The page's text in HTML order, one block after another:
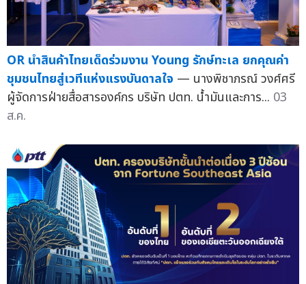
OR นำสินค้าไทยเด็ดร่วมงาน Young รักษ์ทะเล ยกคุณค่า
ชุมชนไทยสู่เวทีแห่งแรงบันดาลใจ — นางพิชาภรณ์ วงศ์ศรี
ผู้จัดการฝ่ายสื่อสารองค์กร บริษัท ปตท. น้ำมันและการ... 03
ส.ค.